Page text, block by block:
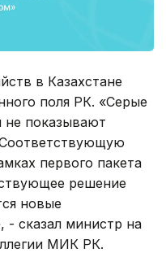
в Казахстане
поля РК. «Серые
не показывают
Соответствующую
первого пакета
решение
новые
- сказал министр на
МИК РК.